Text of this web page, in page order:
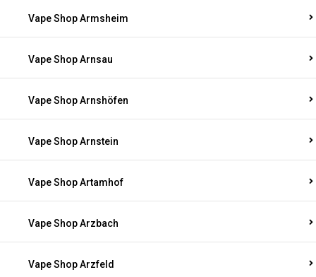
Vape Shop Armsheim
Vape Shop Arnsau
Vape Shop Arnshöfen
Vape Shop Arnstein
Vape Shop Artamhof
Vape Shop Arzbach
Vape Shop Arzfeld